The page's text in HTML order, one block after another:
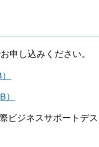
申し込みください。
ビジネスサポートデ